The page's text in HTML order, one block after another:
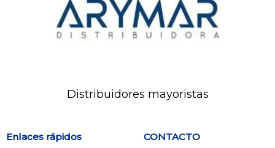
Distribuidores mayoristas
Enlaces rápidos CONTACTO